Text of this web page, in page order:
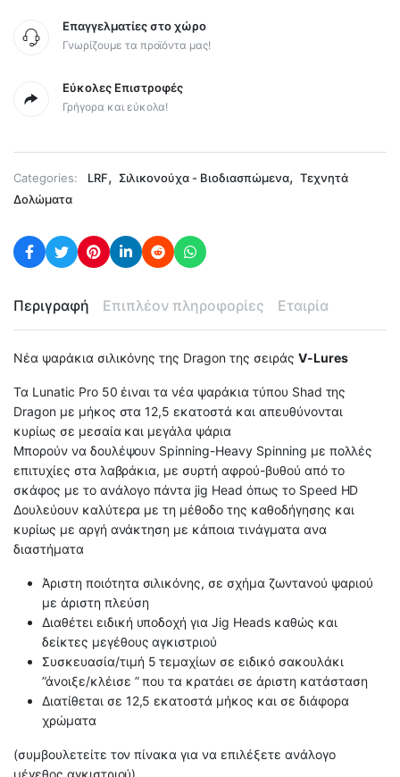
Επαγγελματίες στο χώρο
Γνωρίζουμε τα προϊόντα μας!
Εύκολες Επιστροφές
Γρήγορα και εύκολα!
Categories: LRF, Σιλικονούχα - Βιοδιασπώμενα, Τεχνητά
Δολώματα
Περιγραφή Επιπλέον πληροφορίες Εταιρία
Νέα ψαράκια σιλικόνης της Dragon της σειράς V-Lures
Τα Lunatic Pro 50 έιναι τα νέα ψαράκια τύπου Shad της
Dragon με μήκος στα 12,5 εκατοστά και απευθύνονται
κυρίως σε μεσαία και μεγάλα ψάρια
Μπορούν να δουλέψουν Spinning-Heavy Spinning με πολλές
επιτυχίες στα λαβράκια, με συρτή αφρού-βυθού από το
σκάφος με το ανάλογο πάντα jig Head όπως το Speed HD
Δουλεύουν καλύτερα με τη μέθοδο της καθοδήγησης και
κυρίως με αργή ανάκτηση με κάποια τινάγματα ανα
διαστήματα
Άριστη ποιότητα σιλικόνης, σε σχήμα ζωντανού ψαριού
με άριστη πλεύση
Διαθέτει ειδική υποδοχή για Jig Heads καθώς και
δείκτες μεγέθους αγκιστριού
Συσκευασία/τιμή 5 τεμαχίων σε ειδικό σακουλάκι
”άνοιξε/κλέισε ” που τα κρατάει σε άριστη κατάσταση
Διατίθεται σε 12,5 εκατοστά μήκος και σε διάφορα
χρώματα
(συμβουλετείτε τον πίνακα για να επιλέξετε ανάλογο
μέγεθος αγκιστριού)